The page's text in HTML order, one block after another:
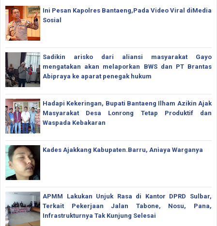
Ini Pesan Kapolres Bantaeng,Pada Video Viral diMedia
Sosial
Sadikin arisko dari aliansi masyarakat Gayo
mengatakan akan melaporkan BWS dan PT Brantas
Abipraya ke aparat penegak hukum
Hadapi Kekeringan, Bupati Bantaeng Ilham Azikin Ajak
Masyarakat Desa Lonrong Tetap Produktif dan
Waspada Kebakaran
Kades Ajakkang Kabupaten.Barru, Aniaya Warganya
APMM Lakukan Unjuk Rasa di Kantor DPRD Sulbar,
Terkait Pekerjaan Jalan Tabone, Nosu, Pana,
Infrastrukturnya Tak Kunjung Selesai